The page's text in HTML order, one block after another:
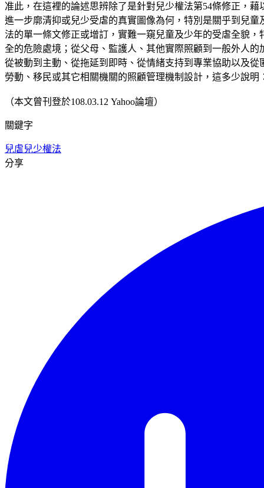
准此，在這裡的論述思辨除了是針對兒少權法第54條修正，
進一步廓清抑或兒少受虐的真實圖像為何，特別是關乎到兒
法的單一條文修正或增訂，實難一窺兒童及少年的受虐全貌
全的危險處境；從父母、監護人、其他實際照顧到一般外人
從被動到主動、從拖延到即時、從情緒支持到專業協助以及
勞動、移民或其它相關機關的照顧管理機制設計，這多少說
（本文曾刊登於108.03.12 Yahoo論壇）
關鍵字
兒虐兒少權法
分享